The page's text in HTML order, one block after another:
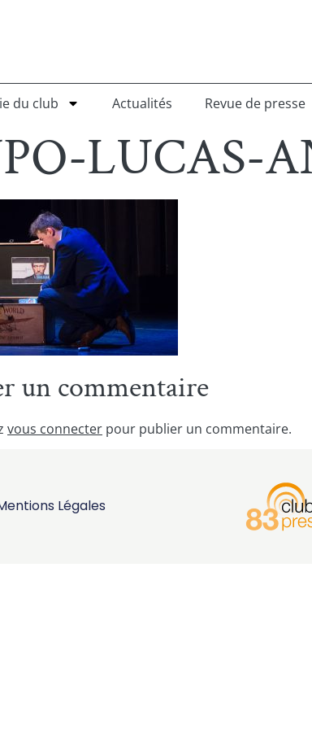
du club Actualités Revue de presse
LUCAS-
un commentaire
vous connecter pour publier un commentaire.
Légales